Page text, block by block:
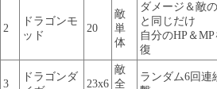
2
ドラゴンモ
ッド
20
敵
単
体
ダメージ＆敵
と同じだけ
自分のHP＆MP
復
3
ドラゴンダ
23x6
敵
全
ランダム6回連